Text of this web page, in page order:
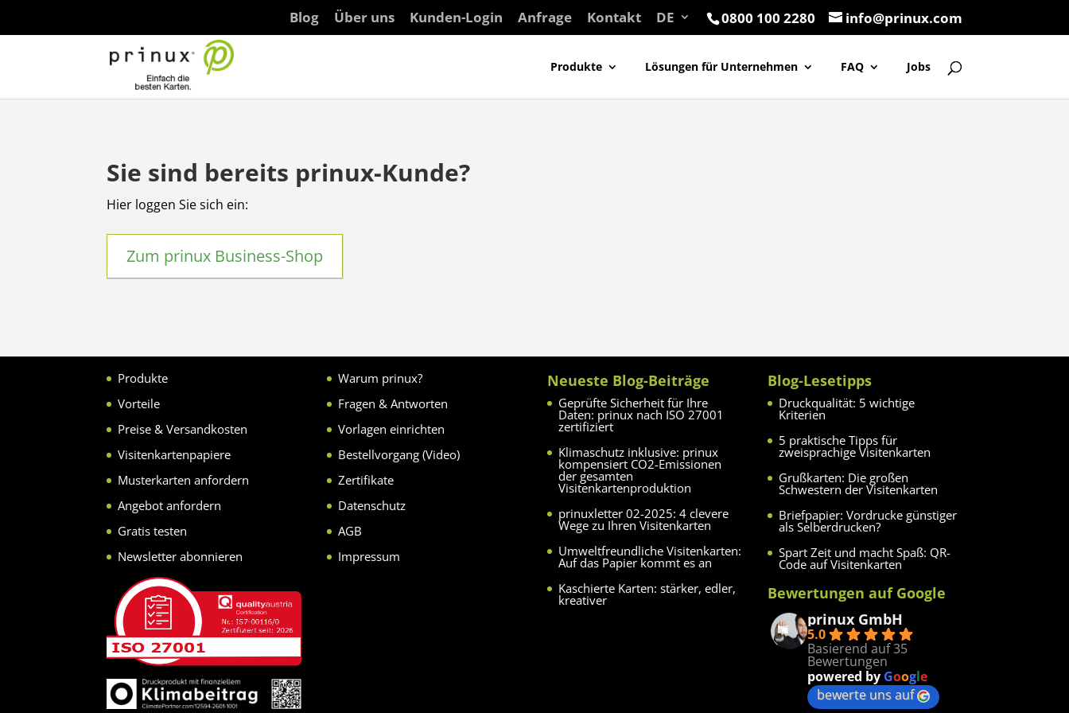
0800 100 2280 info@prinux.com
Blog Über uns Kunden-Login Anfrage Kontakt DE
Produkte Lösungen für Unternehmen FAQ Jobs
Sie sind bereits prinux-Kunde?
Hier loggen Sie sich ein:
Zum prinux Business-Shop
Produkte
Vorteile
Preise & Versandkosten
Visitenkartenpapiere
Musterkarten anfordern
Angebot anfordern
Gratis testen
Newsletter abonnieren
Warum prinux?
Fragen & Antworten
Vorlagen einrichten
Bestellvorgang (Video)
Zertifikate
Datenschutz
AGB
Impressum
Neueste Blog-Beiträge
Geprüfte Sicherheit für Ihre
Daten: prinux nach ISO 27001
zertifiziert
Klimaschutz inklusive: prinux
kompensiert CO2-Emissionen
der gesamten
Visitenkartenproduktion
prinuxletter 02-2025: 4 clevere
Wege zu Ihren Visitenkarten
Umweltfreundliche Visitenkarten:
Auf das Papier kommt es an
Kaschierte Karten: stärker, edler,
kreativer
Blog-Lesetipps
Druckqualität: 5 wichtige
Kriterien
5 praktische Tipps für
zweisprachige Visitenkarten
Grußkarten: Die großen
Schwestern der Visitenkarten
Briefpapier: Vordrucke günstiger
als Selberdrucken?
Spart Zeit und macht Spaß: QR-
Code auf Visitenkarten
Bewertungen auf Google
prinux GmbH
5.0
Basierend auf 35
Bewertungen
powered by Google
bewerte uns auf